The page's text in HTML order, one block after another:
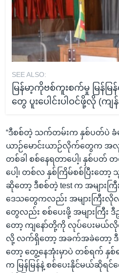
SEE ALSO:
မြန်မာ့ကိုဗစ်ကူးစက်မှု မြန်မ
တွေ ပူးပေါင်းပါဝင်ဖို့လို (ကျန်
“ဒီစစ်တဲ့ သက်တမ်းက နှစ်ပတ်ပဲ
ယာဉ်မောင်းယာဉ်လိုက်တွေက အ
တစ်ခါ စစ်နေရတာပေါ့၊ နှစ်ပတ်
ပေါ့၊ တစ်လ နှစ်ကြိမ်စစ်ပြီးတော့
ဆိုတော့ ဒီစစ်တဲ့ test က အများက
ဒေသတွေကလည်း အများကြီးလိုလ
တွေလည်း စစ်ပေးဖို့ အများကြီး ဒီ
တော့ ကျနော်တို့ကို လုပ်ပေးမယ်လိုတ
လို့ လက်ရှိတော့ အခက်အခဲတော့
တော့ တွေ့နေအုံးမှာပဲ တစ်ရက် နှစ်ရ
က မြန်မြန်နဲ့ စစ်ပေးနိုင်မယ်ဆို